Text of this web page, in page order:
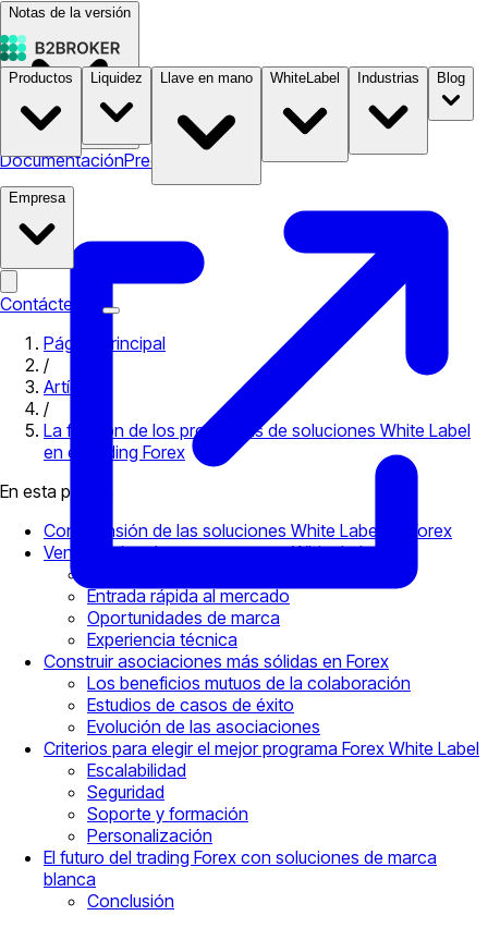
Notas de la versión
DocumentaciónPrecios
Productos Liquidez Llave en mano WhiteLabel Industrias Blog
Empresa
Contáctenos
Página principal
/
Artículos
/
La función de los programas de soluciones White Label
en el trading Forex
En esta página
Comprensión de las soluciones White Label en Forex
Ventajas de adoptar programas White Label
Entrada rápida al mercado
Oportunidades de marca
Experiencia técnica
Construir asociaciones más sólidas en Forex
Los beneficios mutuos de la colaboración
Estudios de casos de éxito
Evolución de las asociaciones
Criterios para elegir el mejor programa Forex White Label
Escalabilidad
Seguridad
Soporte y formación
Personalización
El futuro del trading Forex con soluciones de marca
blanca
Conclusión